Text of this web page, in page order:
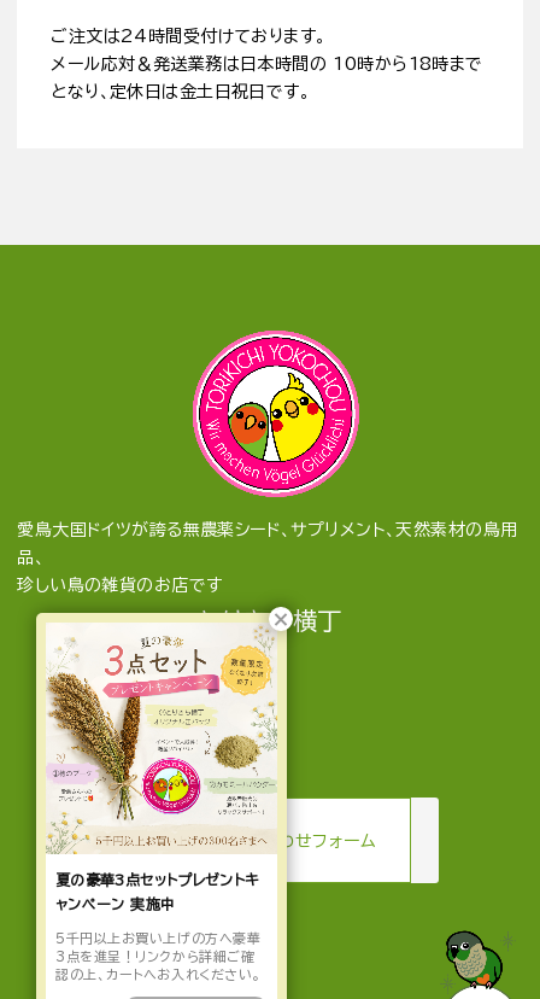
ご注文は24時間受付けております。
メール応対＆発送業務は日本時間の 10時から18時まで
となり、定休日は金土日祝日です。
愛鳥大国ドイツが誇る無農薬シード、サプリメント、天然素材の鳥用
品、
珍しい鳥の雑貨のお店です
とりきち横丁
mail お問い合わせフォーム
夏の豪華3点セットプレゼントキ
ャンペーン 実施中
5千円以上お買い上げの方へ豪華
3点を進呈！リンクから詳細ご確
認の上、カートへお入れください。